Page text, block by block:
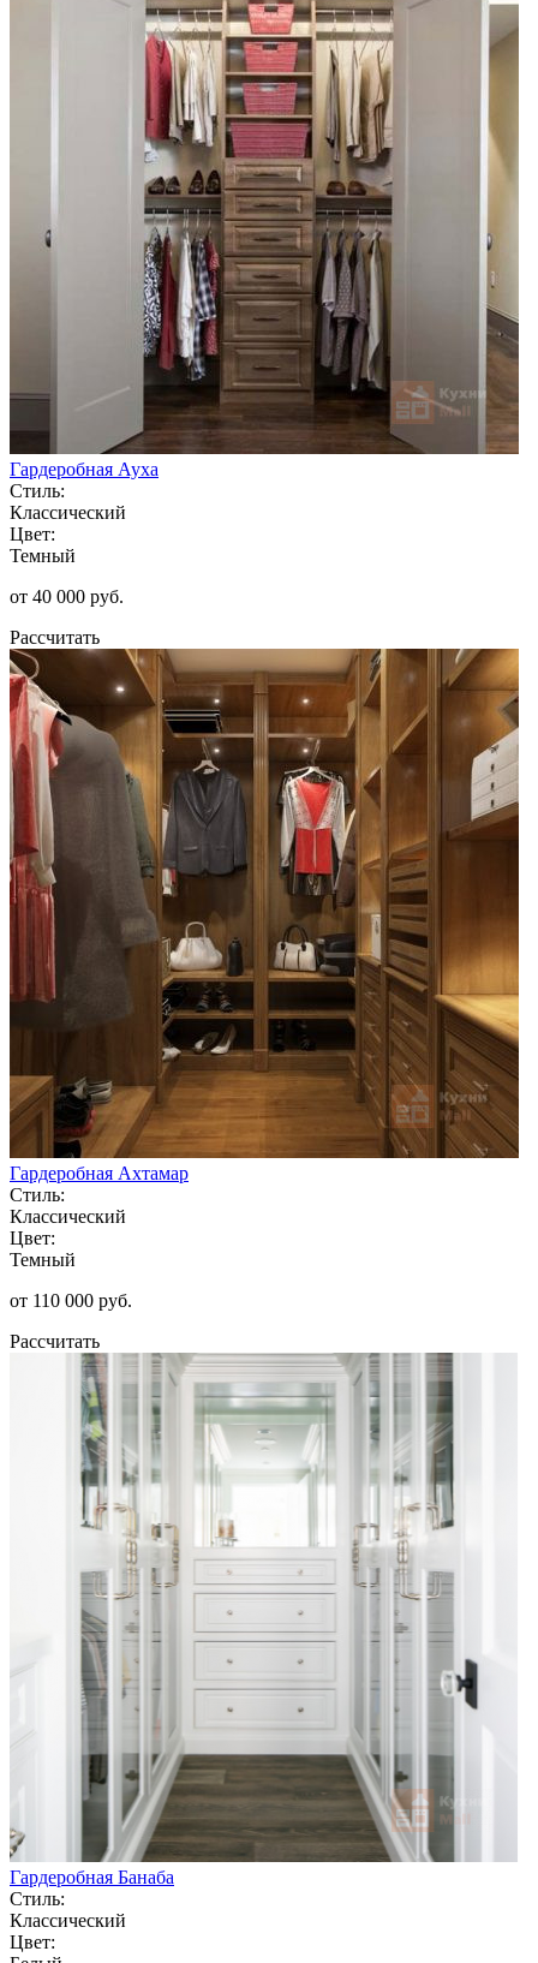
Гардеробная Ауха
Стиль:
Классический
Цвет:
Темный
от 40 000 руб.
Рассчитать
Гардеробная Ахтамар
Стиль:
Классический
Цвет:
Темный
от 110 000 руб.
Рассчитать
Гардеробная Банаба
Стиль:
Классический
Цвет: